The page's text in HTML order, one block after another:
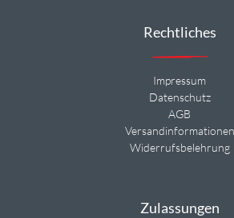
Rechtliches
Impressum
Datenschutz
AGB
Versandinformationen
Widerrufsbelehrung
Zulassungen